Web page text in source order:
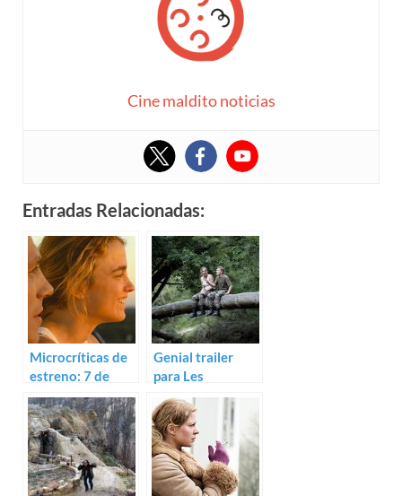
Cine maldito noticias
Entradas Relacionadas:
Microcríticas de
estreno: 7 de
agosto (2015)
Genial trailer
para Les
combattants,
triunfadora de la
Quincena